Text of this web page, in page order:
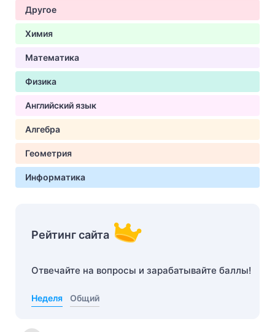
Другое
Химия
Математика
Физика
Английский язык
Алгебра
Геометрия
Информатика
Рейтинг сайта
Отвечайте на вопросы и зарабатывайте баллы!
Неделя Общий